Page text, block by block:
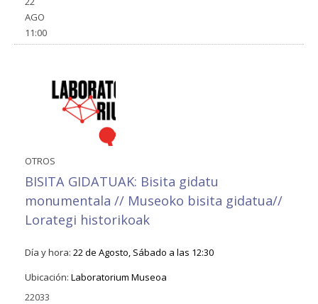
AGO
11:00
OTROS
BISITA GIDATUAK: Bisita gidatu
monumentala // Museoko bisita gidatua//
Lorategi historikoak
Día y hora: 22 de Agosto, Sábado a las 12:30
Ubicación: Laboratorium Museoa
22033